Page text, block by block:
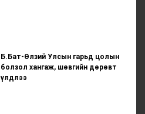
Б.Бат-Өлзий Улсын гарьд цолын
болзол хангаж, шөвгийн дөрөвт
үлдлээ